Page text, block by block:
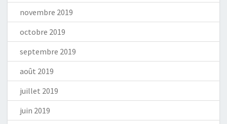
novembre 2019
octobre 2019
septembre 2019
août 2019
juillet 2019
juin 2019